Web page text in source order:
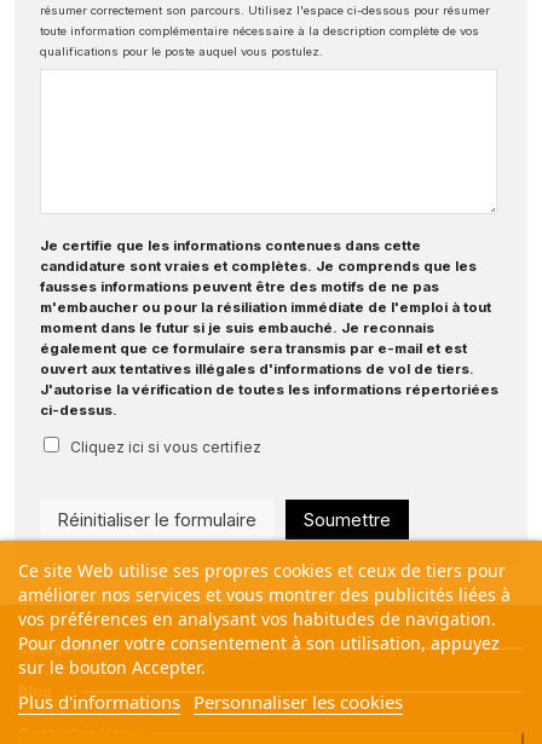
résumer correctement son parcours. Utilisez l'espace ci-dessous pour résumer
toute information complémentaire nécessaire à la description complète de vos
qualifications pour le poste auquel vous postulez.
Je certifie que les informations contenues dans cette
candidature sont vraies et complètes. Je comprends que les
fausses informations peuvent être des motifs de ne pas
m'embaucher ou pour la résiliation immédiate de l'emploi à tout
moment dans le futur si je suis embauché. Je reconnais
également que ce formulaire sera transmis par e-mail et est
ouvert aux tentatives illégales d'informations de vol de tiers.
J'autorise la vérification de toutes les informations répertoriées
ci-dessus.
Cliquez ici si vous certifiez
Catégories
Blog
Contactez Nous
Ce site Web utilise ses propres cookies et ceux de tiers pour
améliorer nos services et vous montrer des publicités liées à
vos préférences en analysant vos habitudes de navigation.
Pour donner votre consentement à son utilisation, appuyez
sur le bouton Accepter.
Plus d'informations Personnaliser les cookies